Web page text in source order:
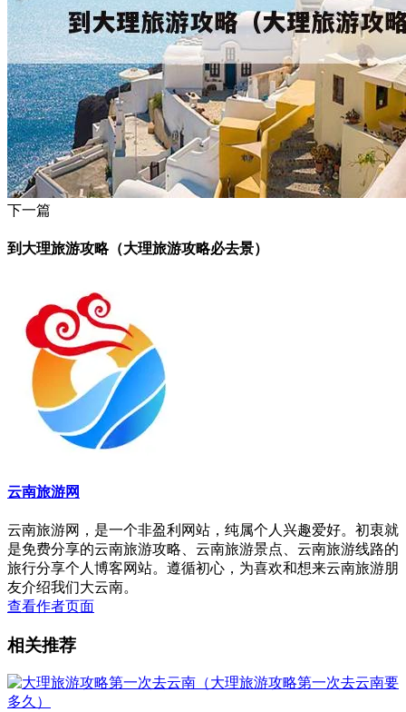
下一篇
到大理旅游攻略（大理旅游攻略必去景）
云南旅游网
云南旅游网，是一个非盈利网站，纯属个人兴趣爱好。初衷就
是免费分享的云南旅游攻略、云南旅游景点、云南旅游线路的
旅行分享个人博客网站。遵循初心，为喜欢和想来云南旅游朋
友介绍我们大云南。
查看作者页面
相关推荐